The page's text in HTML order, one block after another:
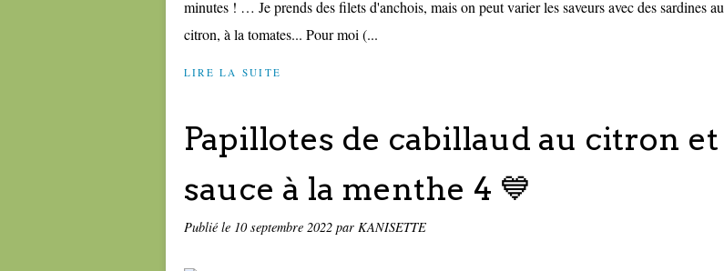
minutes ! … Je prends des filets d'anchois, mais on peut varier les saveurs avec des sardines au
citron, à la tomates... Pour moi (...
LIRE LA SUITE
Papillotes de cabillaud au citron et
sauce à la menthe 4 💙
Publié le 10 septembre 2022 par KANISETTE